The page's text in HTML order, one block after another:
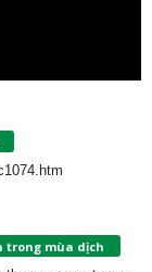
trong mùa dịch